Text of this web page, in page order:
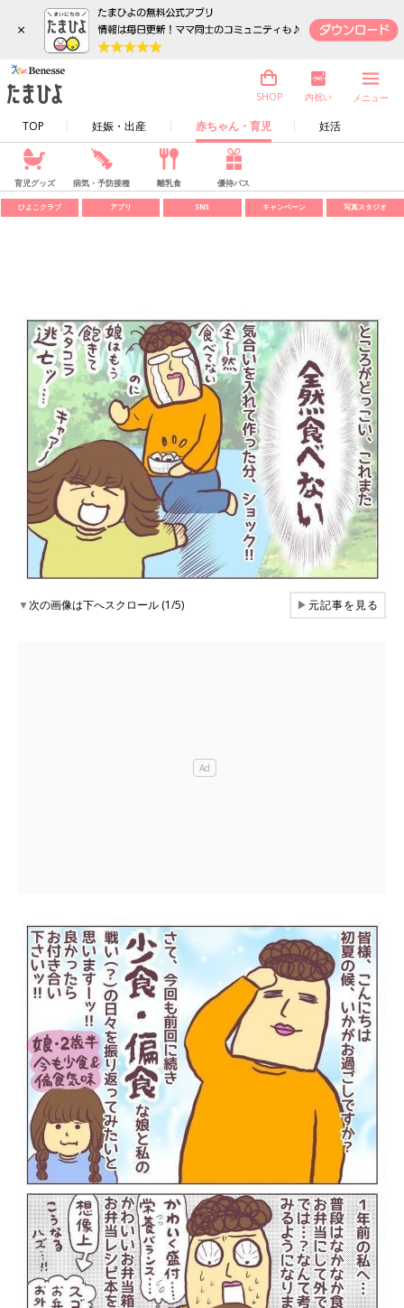
×
TOP 妊娠・出産 赤ちゃん・育児 妊活
SHOP 内祝い メニュー
育児グッズ 病気・予防接種 離乳食 優待パス
ひよこクラブ アプリ SNS キャンペーン 写真スタジオ
▼次の画像は下へスクロール (1/5) ▶元記事を見る